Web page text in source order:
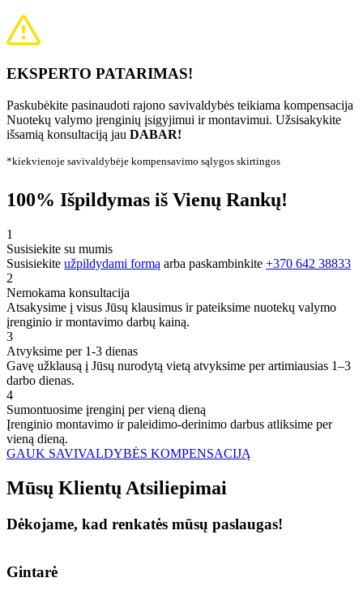
EKSPERTO PATARIMAS!
Paskubėkite pasinaudoti rajono savivaldybės teikiama kompensacija
Nuotekų valymo įrenginių įsigyjimui ir montavimui. Užsisakykite
išsamią konsultaciją jau DABAR!
*kiekvienoje savivaldybėje kompensavimo sąlygos skirtingos
100% Išpildymas iš Vienų Rankų!
1
Susisiekite su mumis
Susisiekite užpildydami formą arba paskambinkite +370 642 38833
2
Nemokama konsultacija
Atsakysime į visus Jūsų klausimus ir pateiksime nuotekų valymo
įrenginio ir montavimo darbų kainą.
3
Atvyksime per 1-3 dienas
Gavę užklausą į Jūsų nurodytą vietą atvyksime per artimiausias 1–3
darbo dienas.
4
Sumontuosime įrenginį per vieną dieną
Įrenginio montavimo ir paleidimo-derinimo darbus atliksime per
vieną dieną.
GAUK SAVIVALDYBĖS KOMPENSACIJĄ
Mūsų Klientų Atsiliepimai
Dėkojame, kad renkatės mūsų paslaugas!
Gintarė